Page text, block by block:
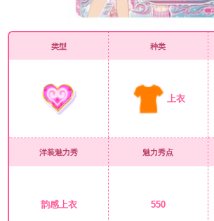
类型 种类
上衣
洋装魅力秀
韵感上衣
魅力秀点
550